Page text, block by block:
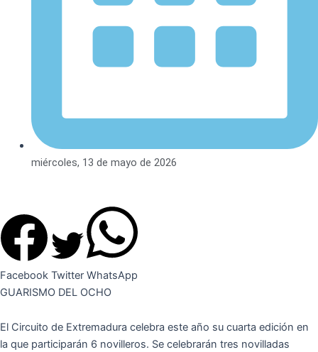
miércoles, 13 de mayo de 2026
Facebook Twitter WhatsApp
GUARISMO DEL OCHO
El Circuito de Extremadura celebra este año su cuarta edición en
la que participarán 6 novilleros. Se celebrarán tres novilladas